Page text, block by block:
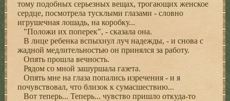
тому подобных серьезных вещах, трогающих женское
сердце, посмотрела тусклыми глазами - словно
игрушечная лошадь, на коробку...
"Положи их поперек", - сказала она.
В лице ребенка вспыхнул луч надежды, - и снова с
жадной медлительностью он принялся за работу.
Опять прошла вечность.
Рядом со мной зашуршала газета.
Опять мне на глаза попались изречения - и я
почувствовал, что близок к сумасшествию...
Вот теперь... Теперь... чувство пришло откуда-то